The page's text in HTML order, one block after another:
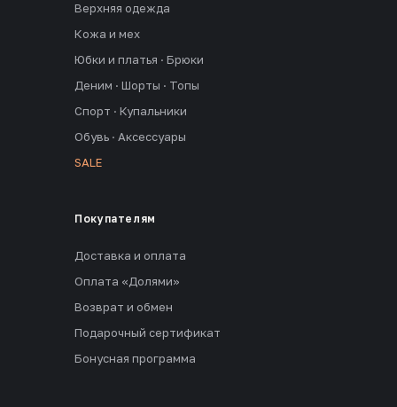
Верхняя одежда
Кожа и мех
Юбки и платья · Брюки
Деним · Шорты · Топы
Спорт · Купальники
Обувь · Аксессуары
SALE
Покупателям
Доставка и оплата
Оплата «Долями»
Возврат и обмен
Подарочный сертификат
Бонусная программа